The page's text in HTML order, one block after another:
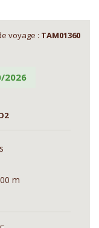
voyage : TAM01360
2026
m